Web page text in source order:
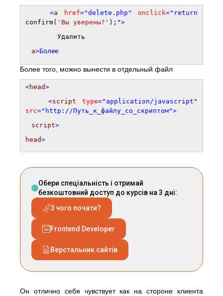
<a href="delete.php" onclick="return
confirm( 'Вы уверены?' ); ">
Удалить
a>Более
Более того, можно вынести в отдельный файл
<head>
<script type="application/javascript"
src="http://Путь_к_файлу_со_скриптом">
script>
head>
Обери спеціальність і отримай
безкоштовний доступ до курсів на 3 дні:
З чого почати?
Frontend Developer
Верстальник сайтів
Он отлично себя чувствует как на стороне клиента